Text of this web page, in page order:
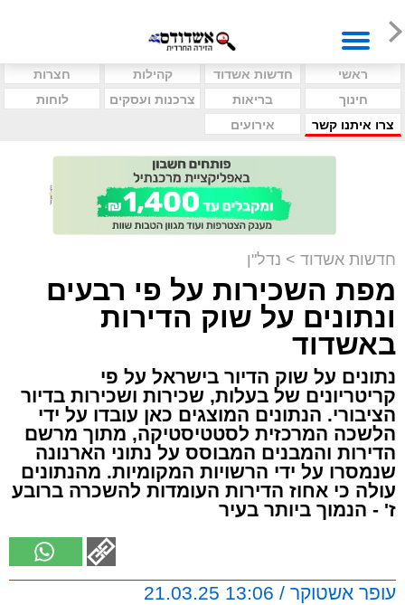
ראשי חדשות אשדוד קהילות
חצרות
חינוך
בריאות צרכנות ועסקים
לוחות
צרו איתנו קשר
אירועים
חדשות אשדוד > נדל"ן
מפת השכירות על פי רבעים
ונתונים על שוק הדירות
באשדוד
נתונים על שוק הדיור בישראל על פי
קריטריונים של בעלות, שכירות ושכירות בדיור
הציבורי. הנתונים המוצגים כאן עובדו על ידי
הלשכה המרכזית לסטטיסטיקה, מתוך מרשם
הדירות והמבנים המבוסס על נתוני הארנונה
שנמסרו על ידי הרשויות המקומיות. מהנתונים
עולה כי אחוז הדירות העומדות להשכרה ברובע
ז' - הנמוך ביותר בעיר
עופר אשטוקר / 13:06 21.03.25